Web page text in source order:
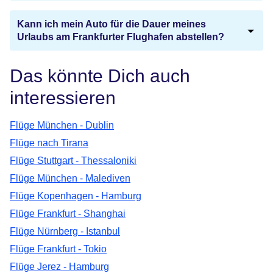
Kann ich mein Auto für die Dauer meines
Urlaubs am Frankfurter Flughafen abstellen?
Das könnte Dich auch
interessieren
Flüge München - Dublin
Flüge nach Tirana
Flüge Stuttgart - Thessaloniki
Flüge München - Malediven
Flüge Kopenhagen - Hamburg
Flüge Frankfurt - Shanghai
Flüge Nürnberg - Istanbul
Flüge Frankfurt - Tokio
Flüge Jerez - Hamburg